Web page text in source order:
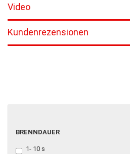
Video
Kundenrezensionen
BRENNDAUER
BRENNDAUER
1- 10 s